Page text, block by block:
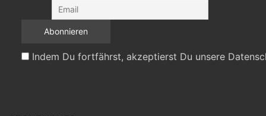
Indem Du fortfährst, akzeptierst Du unsere